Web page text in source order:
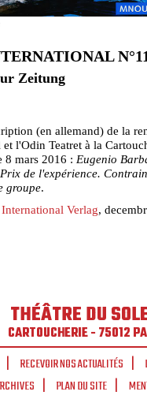
Zeitung
(en allemand) de la
l'Odin Teatret à la
8 mars 2016 : Eugenio
de l'expérience.
groupe.
Verlag,
THÉÂTRE DU
CARTOUCHERIE - 75012
RECEVOIR NOS ACTUALITÉS
PLAN DU SITE